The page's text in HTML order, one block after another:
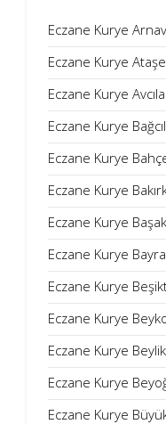
Eczane Kurye
Eczane Kurye
Eczane Kurye
Eczane Kurye
Eczane Kurye
Eczane Kurye
Eczane Kurye
Eczane Kurye
Eczane Kurye
Eczane Kurye
Eczane Kurye
Eczane Kurye
Eczane Kurye